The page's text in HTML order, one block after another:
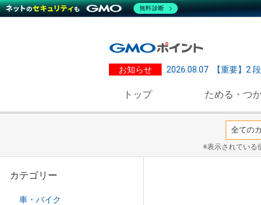
お知らせ 2026.08.07 【重要】2
トップ ためる・つ
※表示されている
カテゴリー
車・バイク
無料診断